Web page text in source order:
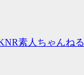
素人ちゃんねる